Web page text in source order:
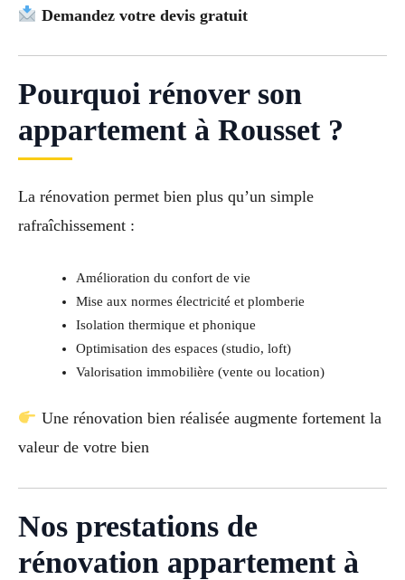
Demandez votre devis gratuit
Pourquoi rénover son
appartement à Rousset ?
La rénovation permet bien plus qu’un simple
rafraîchissement :
Amélioration du confort de vie
Mise aux normes électricité et plomberie
Isolation thermique et phonique
Optimisation des espaces (studio, loft)
Valorisation immobilière (vente ou location)
Une rénovation bien réalisée augmente fortement la
valeur de votre bien
Nos prestations de
rénovation appartement à